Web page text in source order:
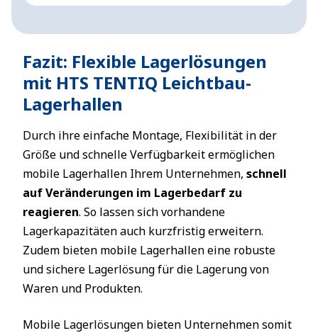
Fazit: Flexible Lagerlösungen
mit HTS TENTIQ Leichtbau-
Lagerhallen
Durch ihre einfache Montage, Flexibilität in der
Größe und schnelle Verfügbarkeit ermöglichen
mobile Lagerhallen Ihrem Unternehmen, schnell
auf Veränderungen im Lagerbedarf zu
reagieren. So lassen sich vorhandene
Lagerkapazitäten auch kurzfristig erweitern.
Zudem bieten mobile Lagerhallen eine robuste
und sichere Lagerlösung für die Lagerung von
Waren und Produkten.
Mobile Lagerlösungen bieten Unternehmen somit